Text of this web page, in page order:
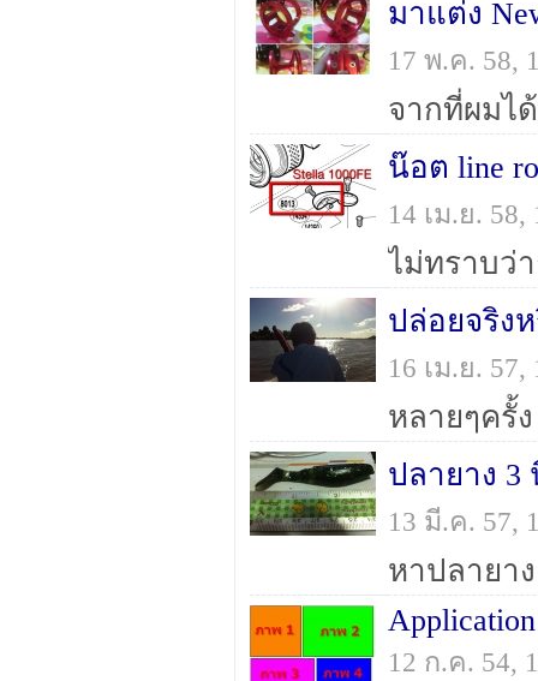
มาแต่ง
17 พ.ค. 58,
น๊อต line
14 เม.ย.
ปล่อยจริง
16 เม.ย.
ปลายาง 3
13 มี.ค. 57,
12 ก.ค. 54,